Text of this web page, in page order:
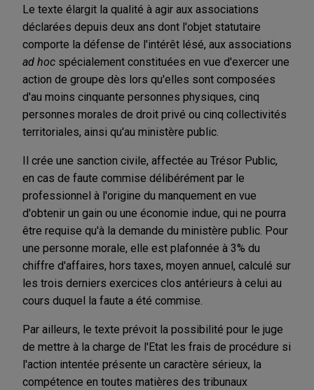
Le texte élargit la qualité à agir aux associations
déclarées depuis deux ans dont l'objet statutaire
comporte la défense de l'intérêt lésé, aux associations
ad hoc spécialement constituées en vue d'exercer une
action de groupe dès lors qu'elles sont composées
d'au moins cinquante personnes physiques, cinq
personnes morales de droit privé ou cinq collectivités
territoriales, ainsi qu'au ministère public.
Il crée une sanction civile, affectée au Trésor Public,
en cas de faute commise délibérément par le
professionnel à l'origine du manquement en vue
d'obtenir un gain ou une économie indue, qui ne pourra
être requise qu'à la demande du ministère public. Pour
une personne morale, elle est plafonnée à 3% du
chiffre d'affaires, hors taxes, moyen annuel, calculé sur
les trois derniers exercices clos antérieurs à celui au
cours duquel la faute a été commise.
Par ailleurs, le texte prévoit la possibilité pour le juge
de mettre à la charge de l'Etat les frais de procédure si
l'action intentée présente un caractère sérieux, la
compétence en toutes matières des tribunaux